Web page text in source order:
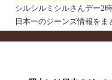
シルシルミシルさんデー2
日本一のジーンズ情報をま